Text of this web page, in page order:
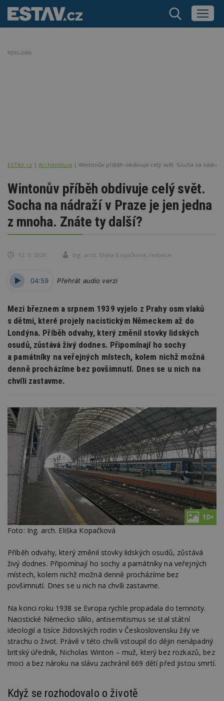
REKLAMA
ESTAV.cz Architektura Wintonův příběh obdivuje celý svět. Socha na
Wintonův příběh obdivuje celý svět.
Socha na nádraží v Praze je jen jedna
z mnoha. Znáte ty další?
12. 5. 2026 Ing. arch. Eliška Kopačková, redakce
04:59 Přehrát audio verzi
Mezi březnem a srpnem 1939 vyjelo z Prahy osm vlaků
s dětmi, které projely nacistickým Německem až do
Londýna. Příběh odvahy, který změnil stovky lidských
osudů, zůstává živý dodnes. Připomínají ho sochy
a památníky na veřejných místech, kolem nichž možná
denně procházíme bez povšimnutí. Dnes se u nich na
chvíli zastavme.
10×
Foto: Ing. arch. Eliška Kopačková
Příběh odvahy, který změnil stovky lidských osudů, zůstává
živý dodnes. Připomínají ho sochy a památníky na veřejných
místech, kolem nichž možná denně procházíme bez
povšimnutí. Dnes se u nich na chvíli zastavme.
Na konci roku 1938 se Evropa rychle propadala do temnoty.
Nacistické Německo sílilo, antisemitismus se stal státní
ideologií a tisíce židovských rodin v Československu žily ve
strachu o život. Právě v této chvíli vstoupil do dějin nenápadný
britský úředník, Nicholas Winton – muž, který bez rozkazů, bez
moci a bez nároku na slávu zachránil 669 dětí před jistou smrtí.
Když se rozhodovalo o životě